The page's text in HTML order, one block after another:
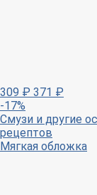
309 ₽ 371 ₽
-17%
Смузи и другие
рецептов
Мягкая обложка